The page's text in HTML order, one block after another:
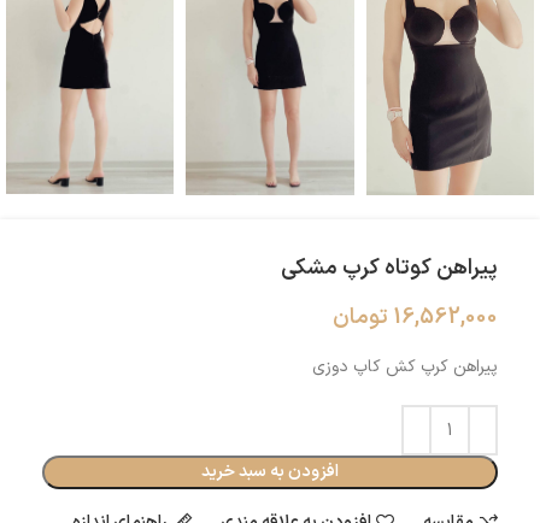
پیراهن کوتاه کرپ مشکی
16,562,000 تومان
پیراهن کرپ کش کاپ دوزی
افزودن به سبد خرید